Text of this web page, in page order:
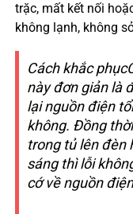
trặc, mất kết nối
không lạnh, không
Cách khắc
này đơn giản là
lại nguồn điện
không. Đồng
trong tủ lên đèn
sáng thì lỗi
cớ về nguồn